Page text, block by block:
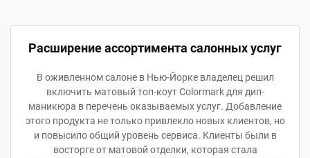
Расширение ассортимента салонных услуг
В оживленном салоне в Нью-Йорке владелец решил
включить матовый топ-коут Colormark для дип-
маникюра в перечень оказываемых услуг. Добавление
этого продукта не только привлекло новых клиентов, но
и повысило общий уровень сервиса. Клиенты были в
восторге от матовой отделки, которая стала